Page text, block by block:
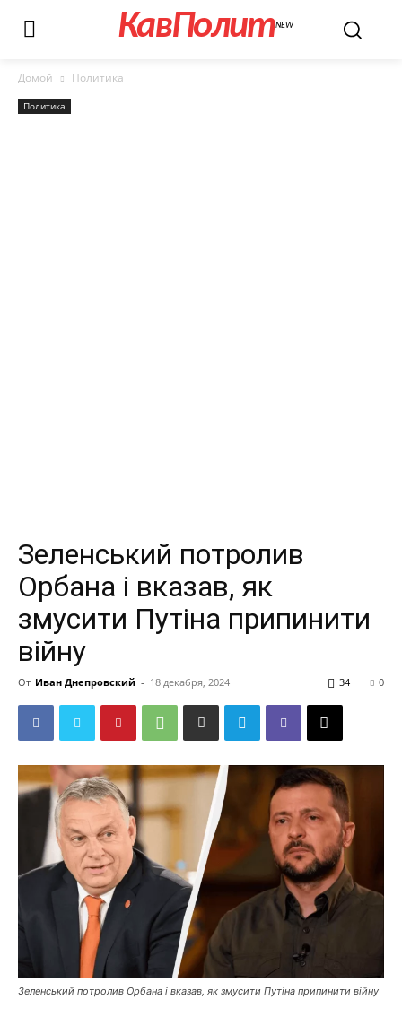
КавПолитNEW
Домой Политика
Политика
Зеленський потролив
Орбана і вказав, як
змусити Путіна припинити
війну
От Иван Днепровский - 18 декабря, 2024 0
34
Зеленський потролив Орбана і вказав, як змусити Путіна припинити війну